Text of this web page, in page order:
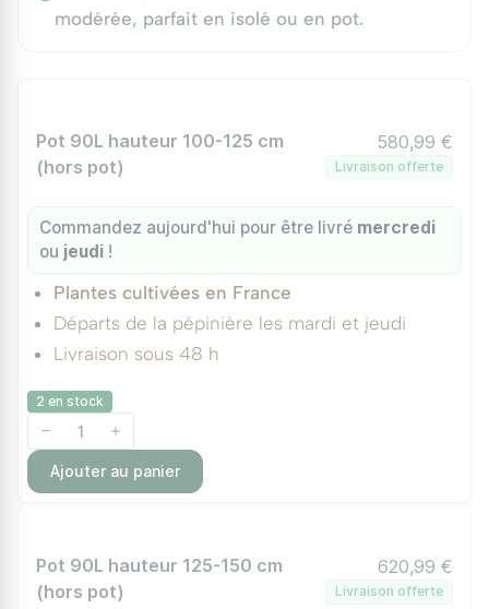
modérée, parfait en isolé ou en pot.
Pot 90L hauteur 100-125 cm
(hors pot)
580,99 €
Livraison offerte
Commandez aujourd'hui pour être livré mercredi
ou jeudi !
Plantes cultivées en France
Départs de la pépinière les mardi et jeudi
Livraison sous 48 h
2 en stock
Ajouter au panier
Pot 90L hauteur 125-150 cm
(hors pot)
620,99 €
Livraison offerte